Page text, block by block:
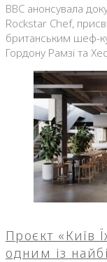
BBC анонсувала
Rockstar Chef,
британським шеф-
Гордону Рамзі та
Проєкт «Київ
одним із